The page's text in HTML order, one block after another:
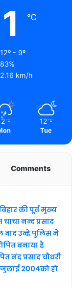
℃
12º - 9º
83%
2.16 km/h
℃ 12 ℃
Tue
Comments
की पूर्व मुख्य
चाचा नन्द प्रसाद
बाद उन्हे पुलिस ने
बनाया है
नंद प्रसाद चौधरी
2004को हो